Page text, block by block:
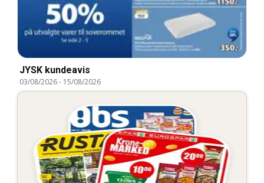
JYSK kundeavis
03/08/2026- 15/08/2026